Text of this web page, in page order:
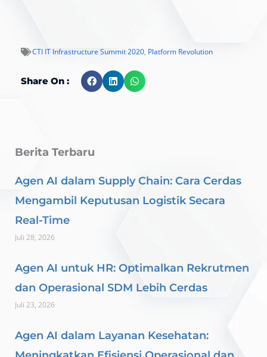
CTI IT Infrastructure Summit 2020, Platform Revolution
Share On :
Berita Terbaru
Agen AI dalam Supply Chain: Cara Cerdas
Mengambil Keputusan Logistik Secara
Real-Time
Juli 28, 2026
Agen AI untuk HR: Optimalkan Rekrutmen
dan Operasional SDM Lebih Cerdas
Juli 23, 2026
Agen AI dalam Layanan Kesehatan: